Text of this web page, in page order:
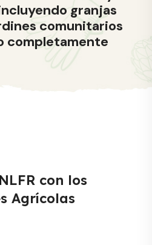
granjas
comunitarios
completamente
con los
Agrícolas